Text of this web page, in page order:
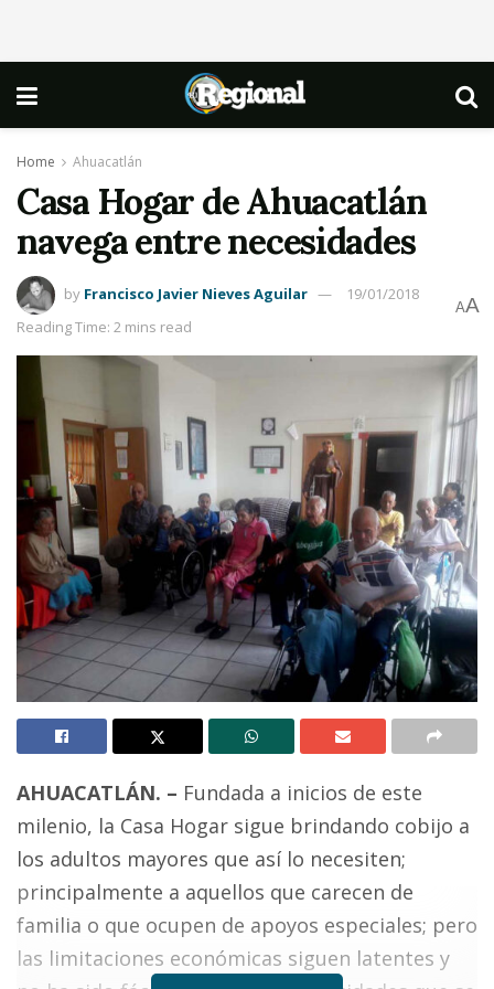
Home Ahuacatlán
Casa Hogar de Ahuacatlán
navega entre necesidades
by Francisco Javier Nieves Aguilar
19/01/2018
Reading Time: 2 mins read
AA
AHUACATLÁN. – Fundada a inicios de este
milenio, la Casa Hogar sigue brindando cobijo a
los adultos mayores que así lo necesiten;
principalmente a aquellos que carecen de
familia o que ocupen de apoyos especiales; pero
las limitaciones económicas siguen latentes y